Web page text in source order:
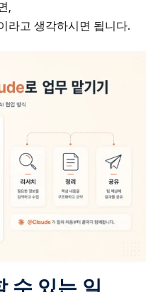
,
라고 생각하시면 됩니다.